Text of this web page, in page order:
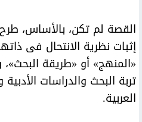
القصة لم تكن، بالأساس،
إثبات نظرية الانتحال فى
«المنهج» أو «طريقة
تربة البحث والدراسات
العربية.